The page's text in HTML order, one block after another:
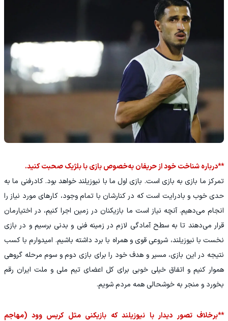
**درباره شناخت خود از حریفان به‌خصوص بازی با بلژیک صحبت کنید.
تمرکز ما بازی به بازی است. بازی اول ما با نیوزیلند خواهد بود. کادرفنی ما به
حدی خوب و بادرایت است که در کنارشان با تمام وجود، کارهای مورد نیاز را
انجام می‌دهیم. آنچه نیاز است ما بازیکنان در زمین اجرا کنیم، در اختیارمان
قرار می‌دهند تا به سطح آمادگی لازم در زمینه فنی و بدنی برسیم و در بازی
نخست با نیوزیلند، شروعی قوی و همراه با برد داشته باشیم. امیدوارم با کسب
نتیجه در این بازی، مسیر و هدف خود را برای بازی دوم و سوم مرحله گروهی
هموار کنیم و اتفاق خیلی خوبی برای کل اعضای تیم ملی و ملت ایران رقم
بخورد و منجر به خوشحالی همه مردم شویم.
**برخلاف تصور دیدار با نیوزیلند که بازیکنی مثل کریس وود (مهاجم